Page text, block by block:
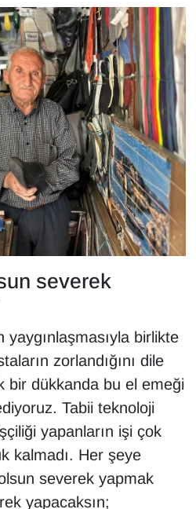
severek
birlikte
zorlandığını dile
bir dükkanda bu el emeği
Tabii teknoloji
yapanların işi çok
kalmadı. Her şeye
severek yapmak
yapacaksın;